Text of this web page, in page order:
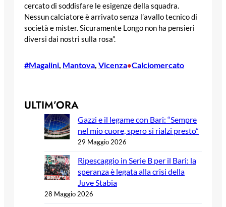
cercato di soddisfare le esigenze della squadra.
Nessun calciatore è arrivato senza l’avallo tecnico di
società e mister. Sicuramente Longo non ha pensieri
diversi dai nostri sulla rosa”.
#Magalini, Mantova, Vicenza•Calciomercato
ULTIM’ORA
Gazzi e il legame con Bari: “Sempre
nel mio cuore, spero si rialzi presto”
29 Maggio 2026
Ripescaggio in Serie B per il Bari: la
speranza è legata alla crisi della
Juve Stabia
28 Maggio 2026